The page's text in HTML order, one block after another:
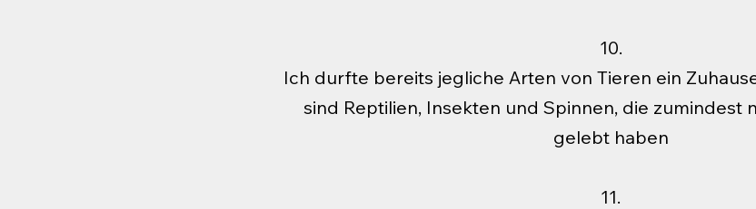
10.
Ich durfte bereits jegliche Arten von Tieren ein
sind Reptilien, Insekten und Spinnen, die zumindest
gelebt haben
11.